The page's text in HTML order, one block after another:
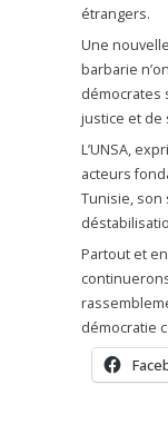
étrangers.
Une
barbarie
démocrates
justice et de
L’UNSA,
acteurs
Tunisie, son
Partout et
démocratie